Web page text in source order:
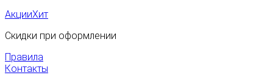
АкцииХит
Скидки при оформлении
Правила
Контакты